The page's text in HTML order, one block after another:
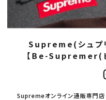
Supreme(シュプ
【Be-Supremer(
Supremeオンライン通販専門店